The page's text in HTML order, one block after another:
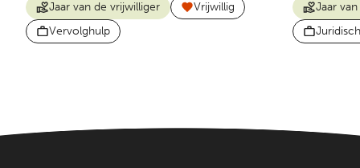
Jaar van de vrijwilliger
Vrijwillig
Vervolghulp
Jaar